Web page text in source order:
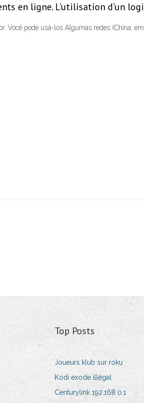
en ligne. L’utilisation d’un
Você pode usá-los Algumas redes (China,
Top Posts
Joueurs klub sur roku
Kodi exode illégal
Centurylink 192.168 0.1